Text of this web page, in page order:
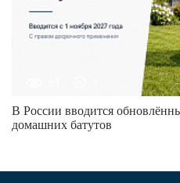
В России вводится
домашних батутов